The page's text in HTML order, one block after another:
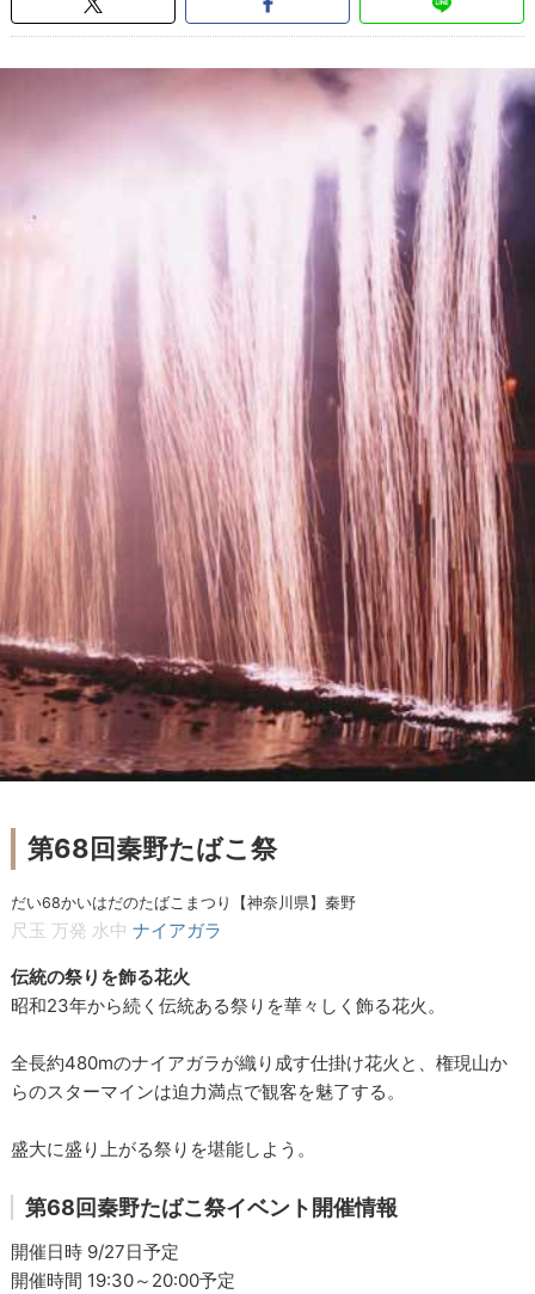
第68回秦野たばこ祭
だい68かいはだのたばこまつり【神奈川県】秦野
尺玉 万発 水中 ナイアガラ
伝統の祭りを飾る花火
昭和23年から続く伝統ある祭りを華々しく飾る花火。
全長約480mのナイアガラが織り成す仕掛け花火と、権現山か
らのスターマインは迫力満点で観客を魅了する。
盛大に盛り上がる祭りを堪能しよう。
第68回秦野たばこ祭イベント開催情報
開催日時 9/27日予定
開催時間 19:30～20:00予定